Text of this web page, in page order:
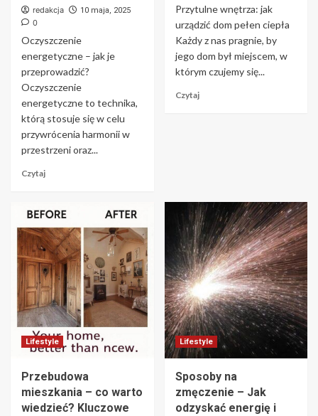
redakcja 10 maja, 2025
0
Oczyszczenie
energetyczne – jak je
przeprowadzić?
Oczyszczenie
energetyczne to technika,
którą stosuje się w celu
przywrócenia harmonii w
przestrzeni oraz...
Czytaj
Przytulne wnętrza: jak
urządzić dom pełen ciepła
Każdy z nas pragnie, by
jego dom był miejscem, w
którym czujemy się...
Czytaj
Lifestyle
Przebudowa
mieszkania – co warto
wiedzieć? Kluczowe
Lifestyle
Sposoby na
zmęczenie – Jak
odzyskać energię i